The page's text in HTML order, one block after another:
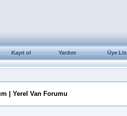
Kayıt ol Yardım Üye
| Yerel Van Forumu